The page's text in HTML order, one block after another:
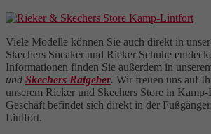
Viele Modelle können Sie auch direkt in
Skechers Sneaker und Rieker Schuhe
Informationen finden Sie außerdem in
und Skechers Ratgeber. Wir freuen uns auf
unserem Rieker und Skechers Store in
Geschäft befindet sich direkt in der
Lintfort.